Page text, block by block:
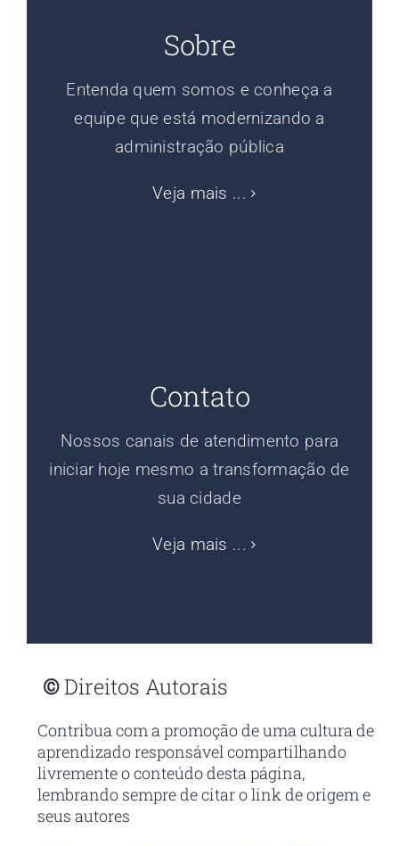
Sobre
Entenda quem somos e conheça a
equipe que está modernizando a
administração pública
Veja mais ...
Contato
Nossos canais de atendimento para
iniciar hoje mesmo a transformação de
sua cidade
Veja mais ...
©Direitos Autorais
Contribua com a promoção de uma cultura de
aprendizado responsável compartilhando
livremente o conteúdo desta página,
lembrando sempre de citar o link de origem e
seus autores